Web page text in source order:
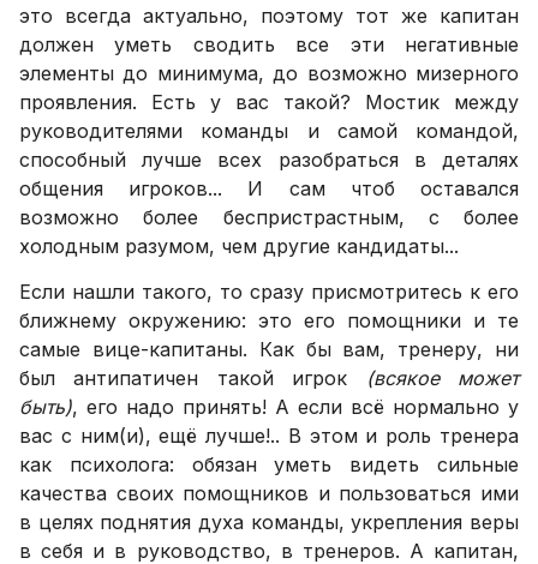
это всегда актуально, поэтому тот же капитан
должен уметь сводить все эти негативные
элементы до минимума, до возможно мизерного
проявления. Есть у вас такой? Мостик между
руководителями команды и самой командой,
способный лучше всех разобраться в деталях
общения игроков... И сам чтоб оставался
возможно более беспристрастным, с более
холодным разумом, чем другие кандидаты...
Если нашли такого, то сразу присмотритесь к его
ближнему окружению: это его помощники и те
самые вице-капитаны. Как бы вам, тренеру, ни
был антипатичен такой игрок
(всякое может
быть), его надо принять! А если всё нормально у
вас с ним(и), ещё лучше!.. В этом и роль тренера
как психолога: обязан уметь видеть сильные
качества своих помощников и пользоваться ими
в целях поднятия духа команды, укрепления веры
в себя и в руководство, в тренеров. А капитан,